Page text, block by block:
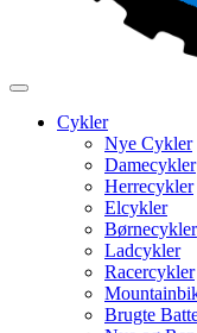
Cykler
Nye Cykler
Damecykler
Herrecykler
Elcykler
Børnecykler
Ladcykler
Racercykler
Brugte